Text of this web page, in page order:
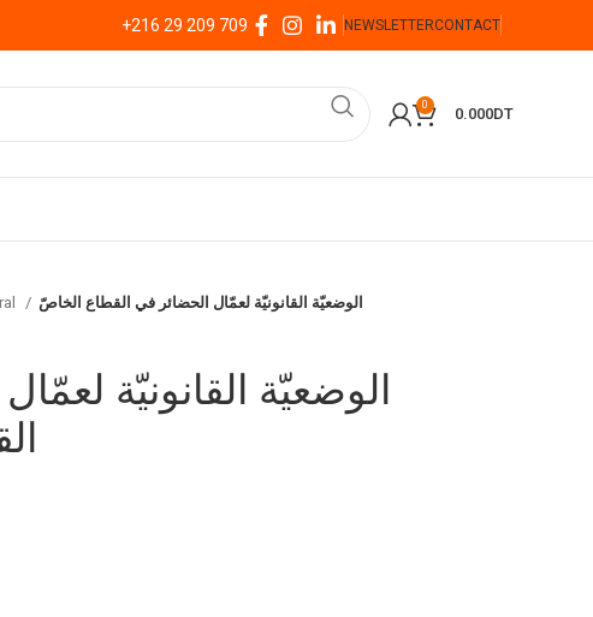
+216 29 209 709 NEWSLETTERCONTACT
0
0.000DT
الوضعيّة القانونيّة لعمّال الحضائر في القطاع الخاصّ
الوضعيّة القانونيّة